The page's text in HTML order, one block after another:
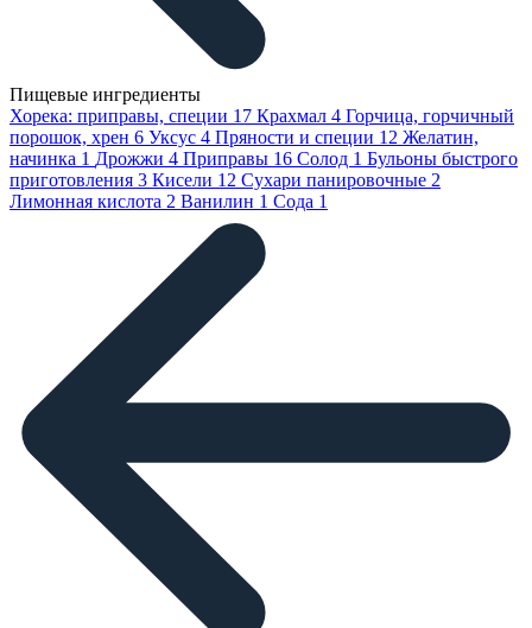
Пищевые ингредиенты
Хорека: приправы, специи 17 Крахмал 4 Горчица, горчичный
порошок, хрен 6 Уксус 4 Пряности и специи 12 Желатин,
начинка 1 Дрожжи 4 Приправы 16 Солод 1 Бульоны быстрого
приготовления 3 Кисели 12 Сухари панировочные 2
Лимонная кислота 2 Ванилин 1 Сода 1